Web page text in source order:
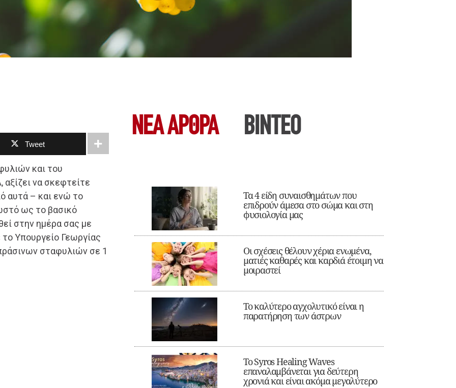
Tweet
και του
να σκεφτείτε
αυτά – και ενώ το
ως το βασικό
στην ημέρα σας με
Υπουργείο Γεωργίας
σταφυλιών σε 1
ΝΕΑ ΆΡΘΡΑ ΒΙΝΤΕΟ
Τα 4 είδη συναισθημάτων που
επιδρούν άμεσα στο σώμα και στη
φυσιολογία μας
Οι σχέσεις θέλουν χέρια ενωμένα,
ματιές καθαρές και καρδιά έτοιμη να
μοιραστεί
Το καλύτερο αγχολυτικό είναι η
παρατήρηση των άστρων
Το Syros Healing Waves
επαναλαμβάνεται για δεύτερη
χρονιά και είναι ακόμα μεγαλύτερο